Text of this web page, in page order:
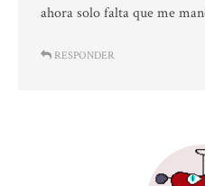
ahora solo falta que me
RESPONDER